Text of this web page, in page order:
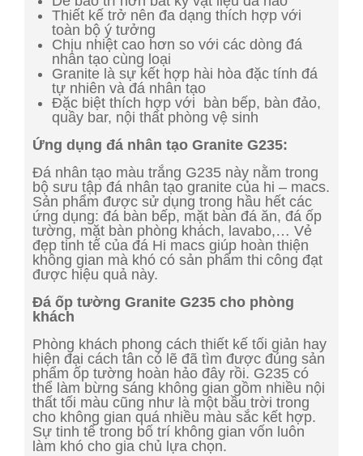
Thiết kế trở nên đa dạng thích hợp với
toàn bộ ý tưởng
Chịu nhiệt cao hơn so với các dòng đá
nhân tạo cùng loại
Granite là sự kết hợp hài hòa đặc tính đá
tự nhiên và đá nhân tạo
Đặc biệt thích hợp với bàn bếp, bàn đảo,
quầy bar, nội thất phòng vệ sinh
Ứng dụng đá nhân tạo Granite G235:
Đá nhân tạo màu trắng G235 này nằm trong
bộ sưu tập đá nhân tạo granite của hi – macs.
Sản phẩm được sử dụng trong hầu hết các
ứng dụng: đá bàn bếp, mặt bàn đá ăn, đá ốp
tường, mặt bàn phòng khách, lavabo,… Vẻ
đẹp tinh tế của đá Hi macs giúp hoàn thiện
không gian mà khó có sản phẩm thi công đạt
được hiệu quả này.
Đá ốp tường Granite G235 cho phòng
khách
Phòng khách phong cách thiết kế tối giản hay
hiện đại cách tân có lẽ đã tìm được đúng sản
phẩm ốp tường hoàn hảo đây rồi. G235 có
thể làm bừng sáng không gian gồm nhiều nội
thất tối màu cũng như là một bầu trời trong
cho không gian quá nhiều màu sắc kết hợp.
Sự tinh tế trong bố trí không gian vốn luôn
làm khó cho gia chủ lựa chọn.